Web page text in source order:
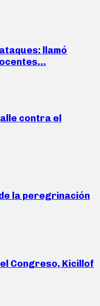
llamó
contra el
la peregrinación
Congreso, Kicillof